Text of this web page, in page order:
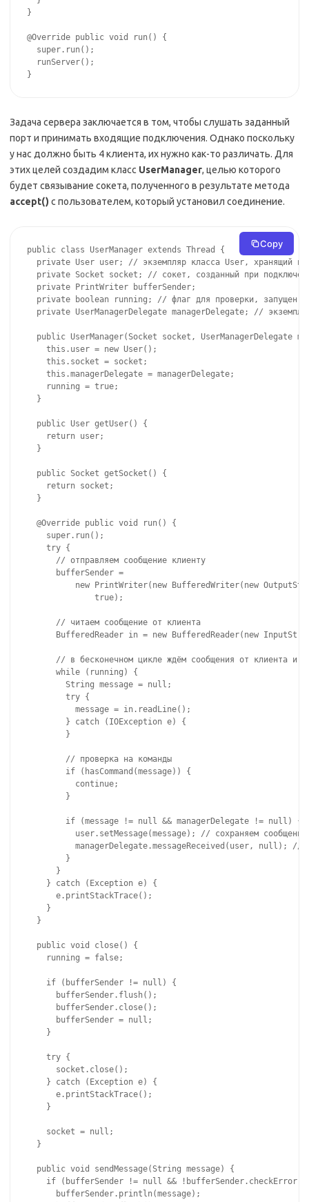
}
@Override public void run() {
  super.run();
  runServer();
}
Задача сервера заключается в том, чтобы слушать заданный
порт и принимать входящие подключения. Однако поскольку
у нас должно быть 4 клиента, их нужно как-то различать. Для
этих целей создадим класс UserManager, целью которого
будет связывание сокета, полученного в результате метода
accept() с пользователем, который установил соединение.
public class UserManager extends Thread {
private User user; // экземпляр класса User, хранящий
private Socket socket; // сокет, созданный при
  private PrintWriter bufferSender;
private boolean running; // флаг для проверки, запущен
private UserManagerDelegate managerDelegate; //
public UserManager(Socket socket, UserManagerDelegate
    this.user = new User();
    this.socket = socket;
    this.managerDelegate = managerDelegate;
    running = true;
  }
  public User getUser() {
    return user;
  }
  public Socket getSocket() {
    return socket;
  }
  @Override public void run() {
    super.run();
    try {
      // отправляем сообщение клиенту
      bufferSender =
new PrintWriter(new BufferedWriter(new
              true);
      // читаем сообщение от клиента
BufferedReader in = new BufferedReader(new
// в бесконечном цикле ждём сообщения от клиента и
      while (running) {
        String message = null;
        try {
          message = in.readLine();
        } catch (IOException e) {
        }
        // проверка на команды
        if (hasCommand(message)) {
          continue;
        }
        if (message != null && managerDelegate != null) {
          user.setMessage(message); // сохраняем сообщение
managerDelegate.messageReceived(user, null); //
        }
      }
    } catch (Exception e) {
      e.printStackTrace();
    }
  }
  public void close() {
    running = false;
    if (bufferSender != null) {
      bufferSender.flush();
      bufferSender.close();
      bufferSender = null;
    }
    try {
      socket.close();
    } catch (Exception e) {
      e.printStackTrace();
    }
    socket = null;
  }
  public void sendMessage(String message) {
if (bufferSender != null &&
      bufferSender.println(message);
Copy